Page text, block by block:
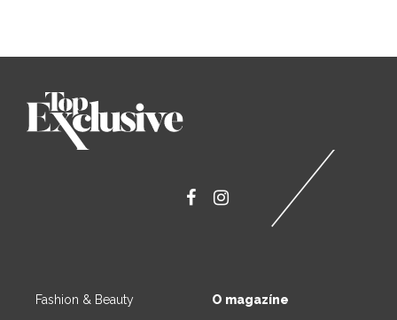
Fashion & Beauty O magazíne